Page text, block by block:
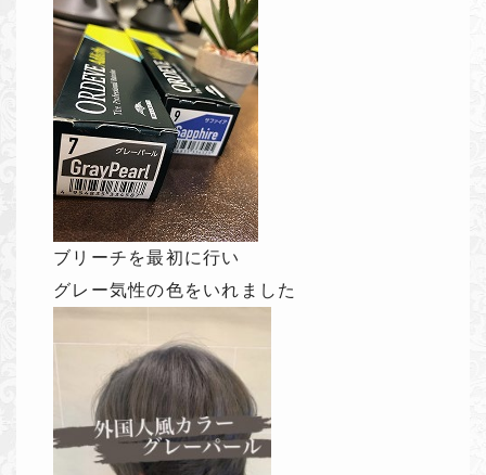
ブリーチを最初に行い
グレー気性の色をいれました